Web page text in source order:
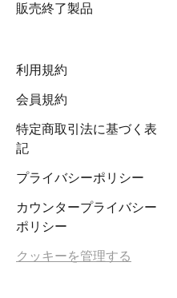
販売終了製品
利用規約
会員規約
特定商取引法に基づく表
記
プライバシーポリシー
カウンタープライバシー
ポリシー
クッキーを管理する